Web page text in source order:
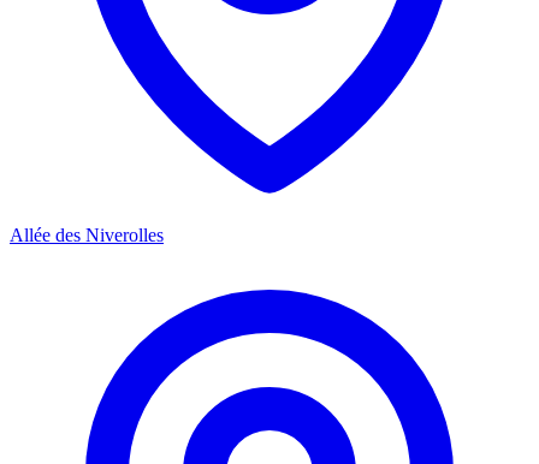
Allée des Niverolles